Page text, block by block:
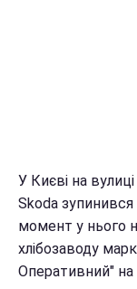
У Києві на
Skoda зупинився
момент у нього
хлібозаводу
Оперативний" на